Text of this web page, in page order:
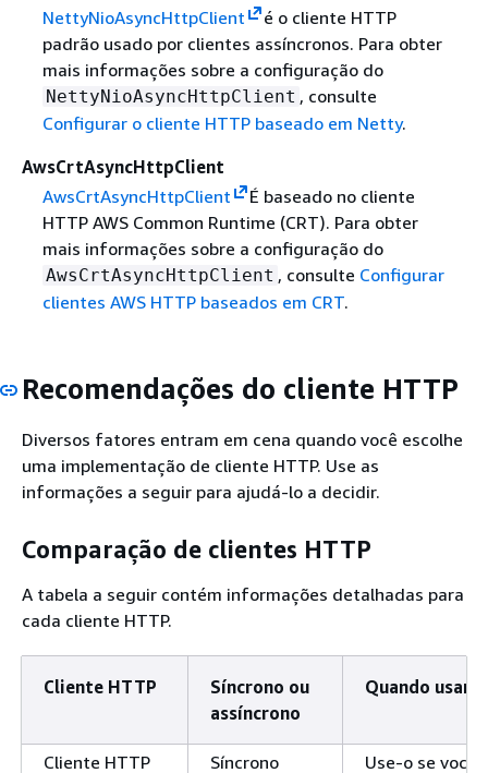
NettyNioAsyncHttpClient
é o cliente HTTP
padrão usado por clientes assíncronos. Para obter
mais informações sobre a configuração do
NettyNioAsyncHttpClient , consulte
Configurar o cliente HTTP baseado em Netty.
AwsCrtAsyncHttpClient
AwsCrtAsyncHttpClient
É baseado no cliente
HTTP AWS Common Runtime (CRT). Para obter
mais informações sobre a configuração do
AwsCrtAsyncHttpClient , consulte Configurar
clientes AWS HTTP baseados em CRT.
Recomendações do cliente HTTP
Diversos fatores entram em cena quando você escolhe
uma implementação de cliente HTTP. Use as
informações a seguir para ajudá-lo a decidir.
Comparação de clientes HTTP
A tabela a seguir contém informações detalhadas para
cada cliente HTTP.
Cliente HTTP
Síncrono ou
assíncrono
Quando usar
Cliente HTTP Síncrono Use-o se você